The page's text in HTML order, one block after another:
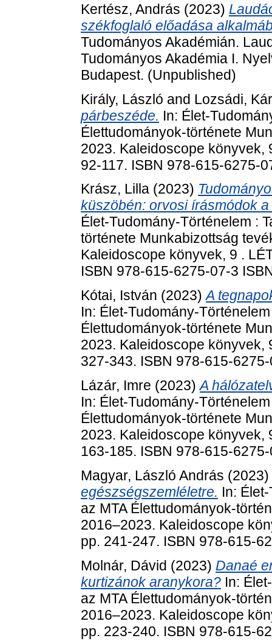
Kertész, András (2023)
székfoglaló előadása
Tudományos Akadémián.
Tudományos Akadémia I.
Budapest. (Unpublished)
Király, László and Lozsádi,
párbeszéde. In: Élet-
Élettudományok-története
2023. Kaleidoscope könyvek,
92-117. ISBN 978-615-6275-
Krász, Lilla (2023)
küszöbén: orvosi írásmódok
Élet-Tudomány-Történelem :
története Munkabizottság
Kaleidoscope könyvek, 9 .
ISBN 978-615-6275-07-3
Kótai, István (2023)A
In: Élet-Tudomány-
Élettudományok-története
2023. Kaleidoscope könyvek,
327-343. ISBN 978-615-
Lázár, Imre (2023)A
In: Élet-Tudomány-
Élettudományok-története
2023. Kaleidoscope könyvek,
163-185. ISBN 978-615-
Magyar, László András (2023)
egészségszemléletre. In:
az MTA Élettudományok-
2016‒2023. Kaleidoscope
pp. 241-247. ISBN 978-615-
Molnár, Dávid (2023) Danaé
kurtizánok aranykora? In:
az MTA Élettudományok-
2016‒2023. Kaleidoscope
pp. 223-240. ISBN 978-615-